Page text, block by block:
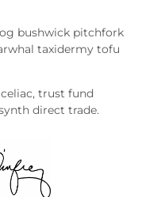
bushwick pitchfork
taxidermy tofu
trust fund
direct trade.